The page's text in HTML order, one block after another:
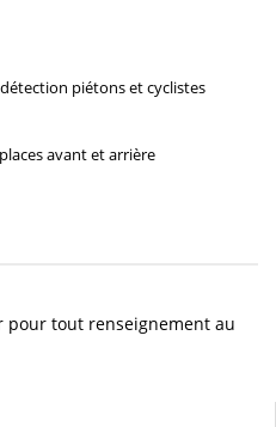
piétons et cyclistes
avant et arrière
pour tout renseignement au